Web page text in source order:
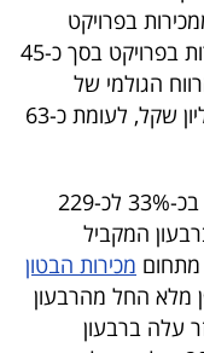
בבני ברק לעומת הכנסות ממכירות בפרויקט בסך כ-45
הגולמי של
המגזר ברבעון עלה בכ-37%לכ-86 מיליון שקל, לעומת כ-63
במגזר התעשייה עלו ההכנסות ברבעון בכ-33% לכ-229
שקל ברבעון המקביל
מתחום מכירות הבטון
מלא החל מהרבעון
במגזר עלה ברבעון